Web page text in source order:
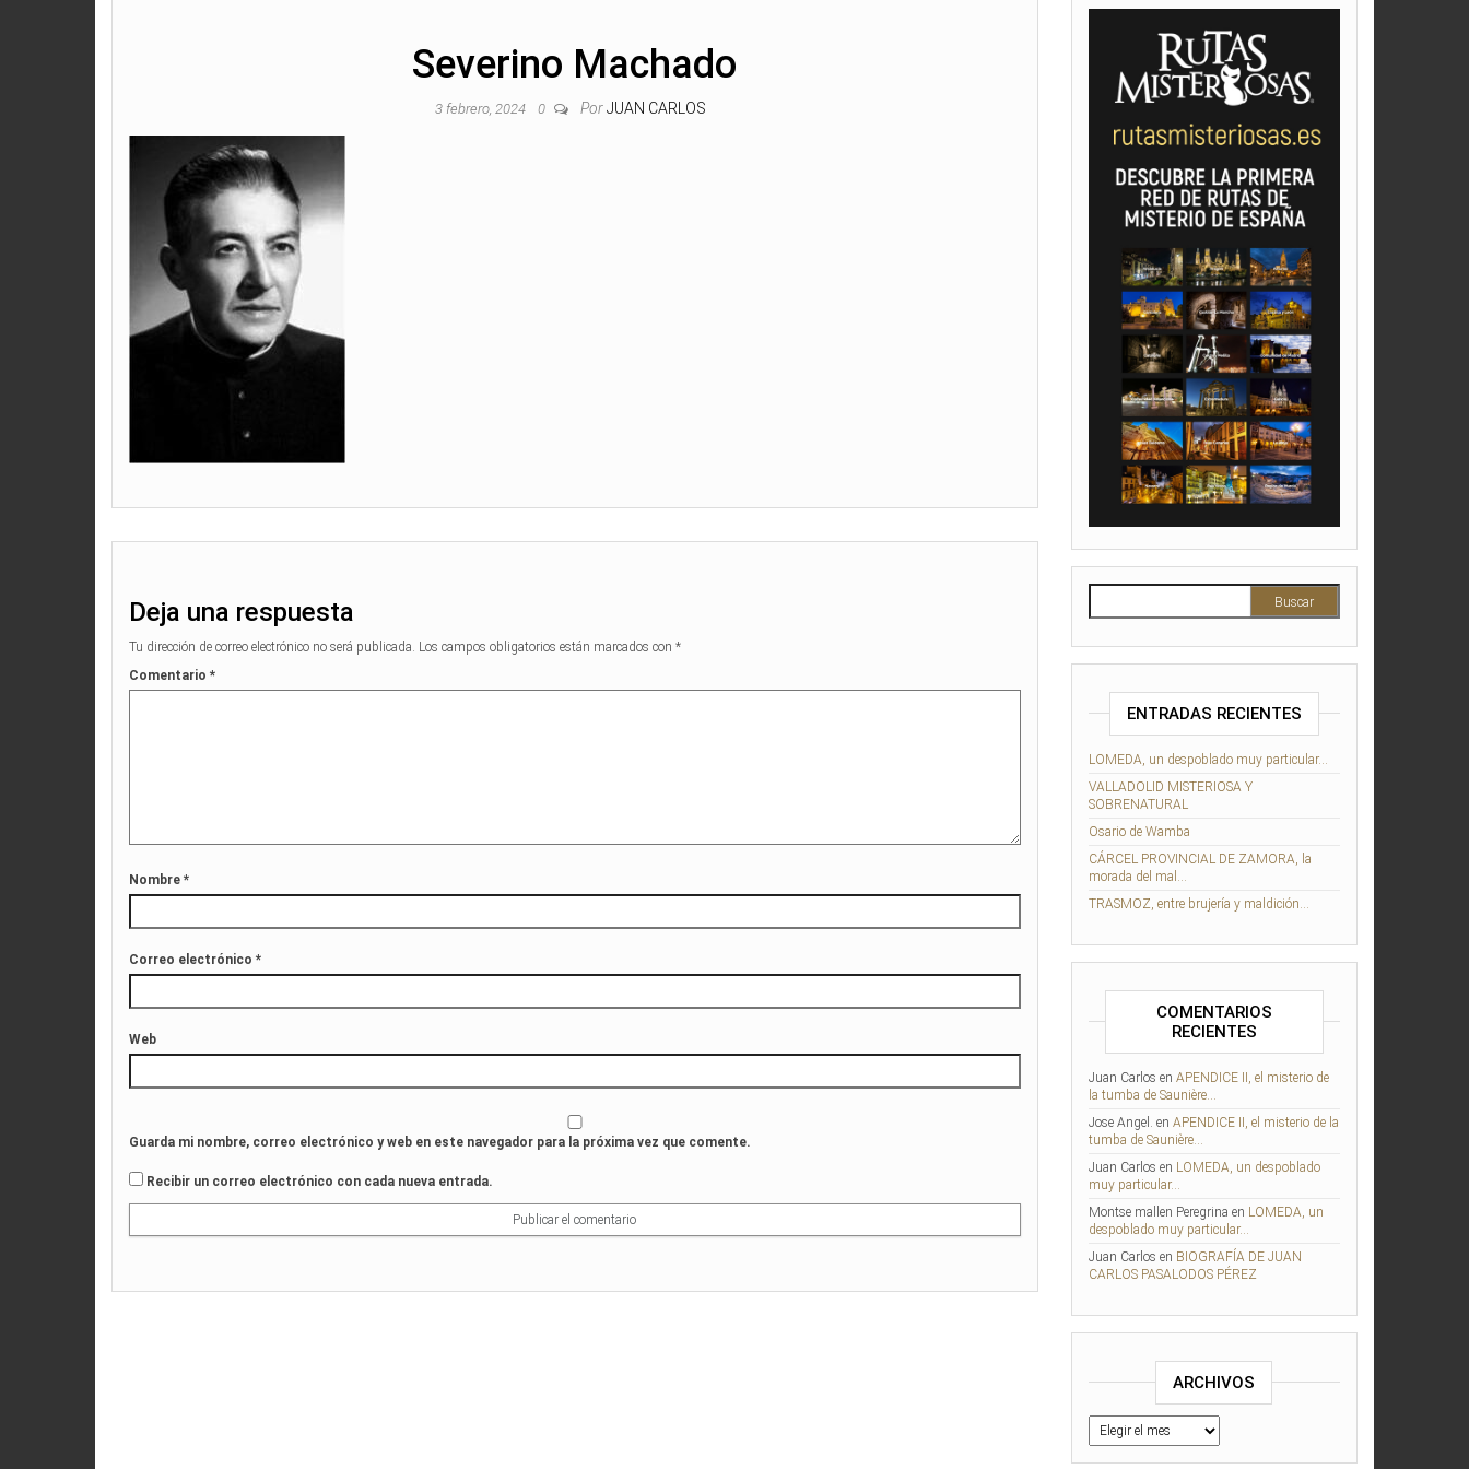
Severino Machado
3 febrero, 2024 0 Por JUAN CARLOS
Deja una respuesta
Tu dirección de correo electrónico no será publicada. Los campos obligatorios están marcados con *
Comentario *
Nombre *
Correo electrónico *
Web
Guarda mi nombre, correo electrónico y web en este navegador para la próxima vez que comente.
Recibir un correo electrónico con cada nueva entrada.
ENTRADAS RECIENTES
LOMEDA, un despoblado muy particular…
VALLADOLID MISTERIOSA Y
SOBRENATURAL
Osario de Wamba
CÁRCEL PROVINCIAL DE ZAMORA, la
morada del mal…
TRASMOZ, entre brujería y maldición…
COMENTARIOS
RECIENTES
Juan Carlos en APENDICE II, el misterio de
la tumba de Saunière…
Jose Angel. en APENDICE II, el misterio de la
tumba de Saunière…
Juan Carlos en LOMEDA, un despoblado
muy particular…
Montse mallen Peregrina en LOMEDA, un
despoblado muy particular…
Juan Carlos en BIOGRAFÍA DE JUAN
CARLOS PASALODOS PÉREZ
ARCHIVOS
Archivos